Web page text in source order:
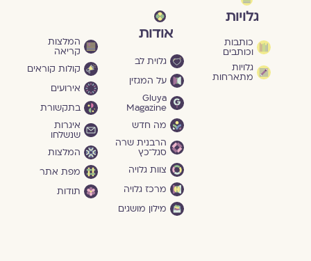
גלויות
כותבות
וכותבים
גלויות
מתארחות
אודות
גלוית לב
על המגזין
Gluya
Magazine
מה חדש
הרבנית שרה
סגל־כץ
צוות גלויה
מרכז גלויה
מילון מושגים
המלצות
קריאה
קולות קוראים
אירועים
בתקשורת
איגרות
שנשלחו
המלצות
מפת אתר
תודות